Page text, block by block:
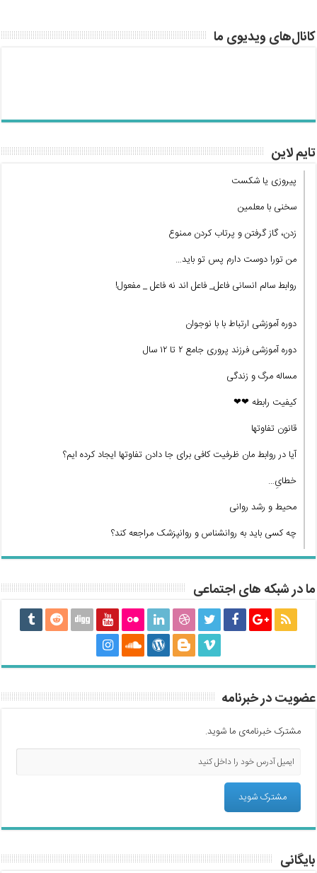
کانال‌های ویدیوی ما
تایم لاین
پیروزی یا شکست
سخنی با معلمین
زدن، گاز گرفتن و پرتاب کردن ممنوع
من تورا دوست دارم پس تو باید…
روابط سالم انسانی فاعل_ فاعل اند نه فاعل _ مفعول!
دوره آموزشی ارتباط با با نوجوان
دوره آموزشی فرزند پروری جامع ۲ تا ۱۲ سال
مساله مرگ و زندگی
کیفیت رابطه ❤❤
قانون تفاوتها
آیا در روابط مان ظرفیت کافی برای جا دادن تفاوتها ایجاد کرده ایم؟
خطایِ…
محیط و رشد روانی
چه کسی باید به روانشناس و روانپزشک مراجعه کند؟
ما در شبکه های اجتماعی
عضویت در خبرنامه
مشترک خبرنامه‌ی ما شوید.
بایگانی